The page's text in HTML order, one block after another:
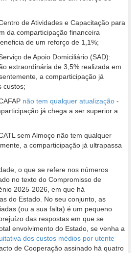
de Atividades e Capacitação para
da comparticipação financeira
de um reforço de 1,1%;
de Apoio Domiciliário (SAD):
extraordinária de 3,5% realizada em
a comparticipação já
custos;
não tem qualquer atualização -
já chega a ser superior a
sem Almoço não tem qualquer
a comparticipação já ultrapassa
o que se refere nos números
no texto do Compromisso de
2025-2026, em que há
do Estado. No seu conjunto, as
(ou a sua falta) é um pequeno
das respostas em que se
envolvimento do Estado, se venha a
dos custos médios por utente
de Cooperação assinado há quatro